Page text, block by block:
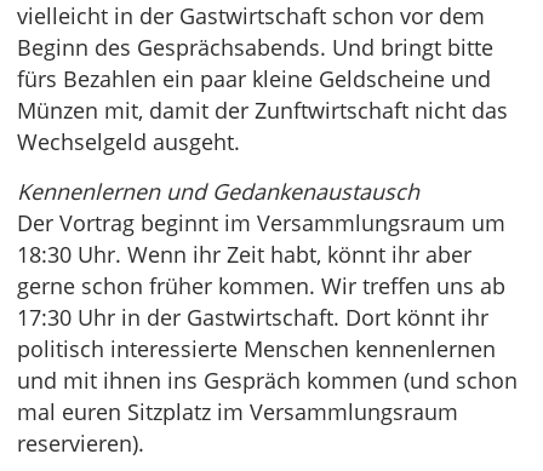
vielleicht in der Gastwirtschaft schon vor dem
Beginn des Gesprächsabends. Und bringt bitte
fürs Bezahlen ein paar kleine Geldscheine und
Münzen mit, damit der Zunftwirtschaft nicht das
Wechselgeld ausgeht.
Kennenlernen und Gedankenaustausch
Der Vortrag beginnt im Versammlungsraum um
18:30 Uhr. Wenn ihr Zeit habt, könnt ihr aber
gerne schon früher kommen. Wir treffen uns ab
17:30 Uhr in der Gastwirtschaft. Dort könnt ihr
politisch interessierte Menschen kennenlernen
und mit ihnen ins Gespräch kommen (und schon
mal euren Sitzplatz im Versammlungsraum
reservieren).